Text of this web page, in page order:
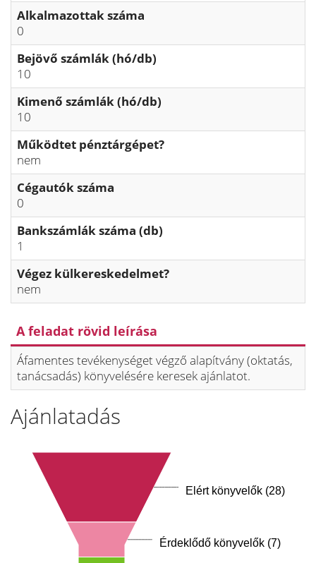
Alkalmazottak száma
0
Bejövő számlák (hó/db)
10
Kimenő számlák (hó/db)
10
Működtet pénztárgépet?
nem
Cégautók száma
0
Bankszámlák száma (db)
1
Végez külkereskedelmet?
nem
A feladat rövid leírása
Áfamentes tevékenységet végző alapítvány (oktatás,
tanácsadás) könyvelésére keresek ajánlatot.
Ajánlatadás
Elért könyvelők (28)
Érdeklődő könyvelők (7)